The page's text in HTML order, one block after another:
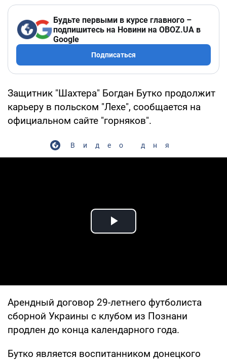
Будьте первыми в курсе главного –
подпишитесь на Новини на OBOZ.UA в
Google
Подписаться
Защитник "Шахтера" Богдан Бутко продолжит
карьеру в польском "Лехе", сообщается на
официальном сайте "горняков".
Видео дня
Play Video
Арендный договор 29-летнего футболиста
сборной Украины с клубом из Познани
продлен до конца календарного года.
Бутко является воспитанником донецкого